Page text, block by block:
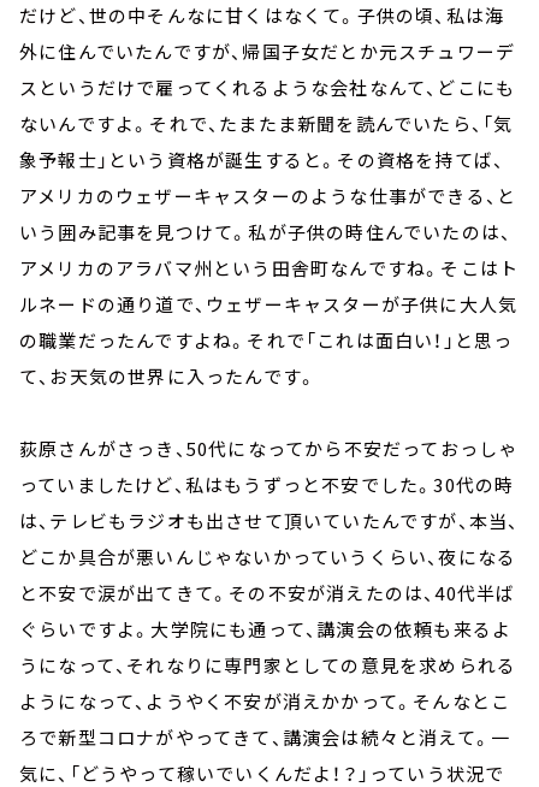
だけど、世の中そんなに甘くはなくて。子供の頃、私は海
外に住んでいたんですが、帰国子女だとか元スチュワーデ
スというだけで雇ってくれるような会社なんて、どこにも
ないんですよ。それで、たまたま新聞を読んでいたら、「気
象予報士」という資格が誕生すると。その資格を持てば、
アメリカのウェザーキャスターのような仕事ができる、と
いう囲み記事を見つけて。私が子供の時住んでいたのは、
アメリカのアラバマ州という田舎町なんですね。そこはト
ルネードの通り道で、ウェザーキャスターが子供に大人気
の職業だったんですよね。それで「これは面白い！」と思っ
て、お天気の世界に入ったんです。
荻原さんがさっき、50代になってから不安だっておっしゃ
っていましたけど、私はもうずっと不安でした。30代の時
は、テレビもラジオも出させて頂いていたんですが、本当、
どこか具合が悪いんじゃないかっていうくらい、夜になる
と不安で涙が出てきて。その不安が消えたのは、40代半ば
ぐらいですよ。大学院にも通って、講演会の依頼も来るよ
うになって、それなりに専門家としての意見を求められる
ようになって、ようやく不安が消えかかって。そんなとこ
ろで新型コロナがやってきて、講演会は続々と消えて。一
気に、「どうやって稼いでいくんだよ！？」っていう状況で